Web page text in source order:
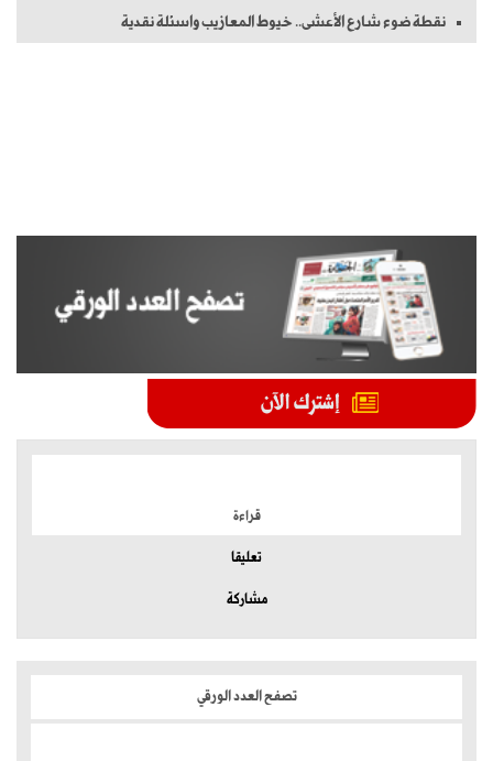
نقطة ضوء شارع الأعشى.. خيوط المعازيب واسئلة نقدية
قراءة
تعليقا
مشاركة
تصفح العدد الورقي